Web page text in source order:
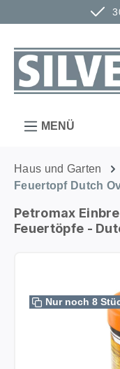
Zum Hauptinhalt
MENÜ
Haus und Garten
Feuertopf Dutch
Petromax
Feuertöpfe -
Bildergalerie
Nur noch 8